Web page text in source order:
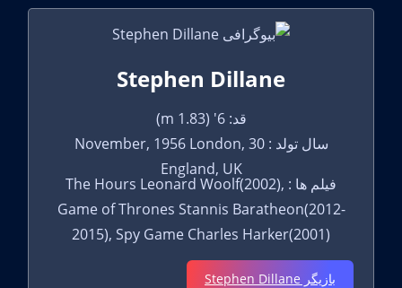
Stephen Dillane
قد: 6' (1.83 m)
سال تولد : 30 November, 1956 London,
England, UK
فیلم ها : The Hours Leonard Woolf(2002),
Game of Thrones Stannis Baratheon(2012-
2015), Spy Game Charles Harker(2001)
بازیگر Stephen Dillane